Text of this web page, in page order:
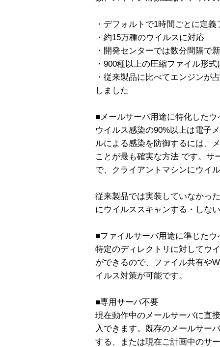
・デフォルトで1時間ごとに定
・約15万種のウイルスに対応
・開発センターでは数分間隔で
・900種以上の圧縮ファイル形式
・従来製品に比べてエンジンが
しました
■メールサーバ用途に特化した
ウイルス感染の90%以上は電子
ルによる感染を防御するには、
ことが最も確実な方法 です。サ
で、クライアントマシンにウイ
従来製品では実装していなかっ
にウイルススキャンする・しな
■ファイルサーバ用途に準じたウ
特定のディレクトリに対してウ
ができるので、ファイル共有や
イルス対策が可能です。
■専用サーバ不要
現在動作中のメールサーバに直
入できます。既存のメールサー
する、または現在ご計画中のサ